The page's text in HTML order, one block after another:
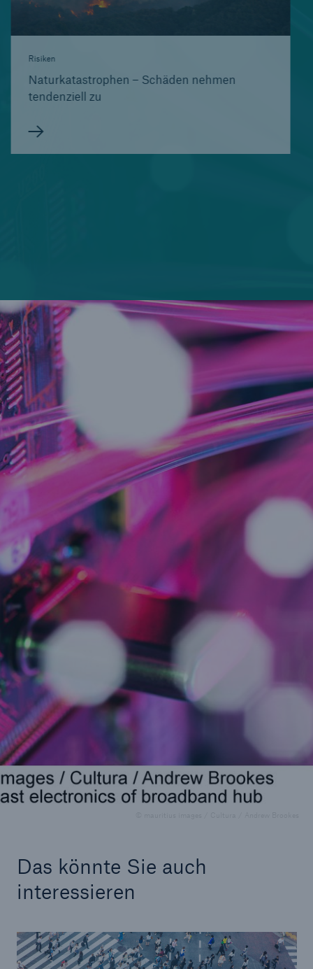
Risiken
Naturkatastrophen – Schäden nehmen
tendenziell zu
Risiken
Herausforderungen für die Menschheit
Die „Digital School“, unsere globale digitale
Schulungsplattform, bietet allen Mitarbeitern
weltweit Zugang zu einem umfassenden
Angebot an Fortbildungs- und
Entwicklungsmöglichkeiten.
Das könnte Sie auch
interessieren